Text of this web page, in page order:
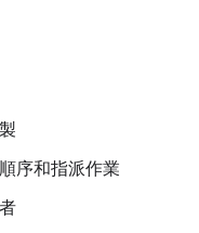
序和指派作業